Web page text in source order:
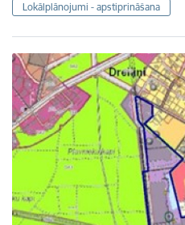
Lokālplānojumi - apstiprināšana